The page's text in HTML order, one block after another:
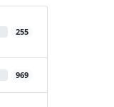
255
969